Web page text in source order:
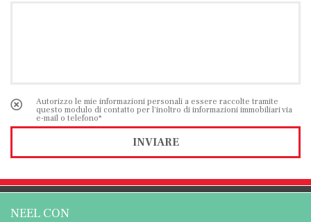
Autorizzo le mie informazioni personali a essere raccolte tramite
questo modulo di contatto per l'inoltro di informazioni immobiliari via
e-mail o telefono*
INVIARE
NEEL CON